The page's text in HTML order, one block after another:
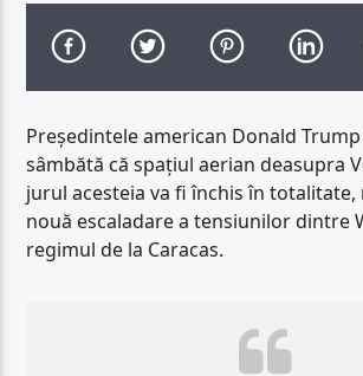
Președintele american Donald
sâmbătă că spațiul aerian deasupra
jurul acesteia va fi închis în totalitate,
nouă escaladare a tensiunilor dintre
regimul de la Caracas.